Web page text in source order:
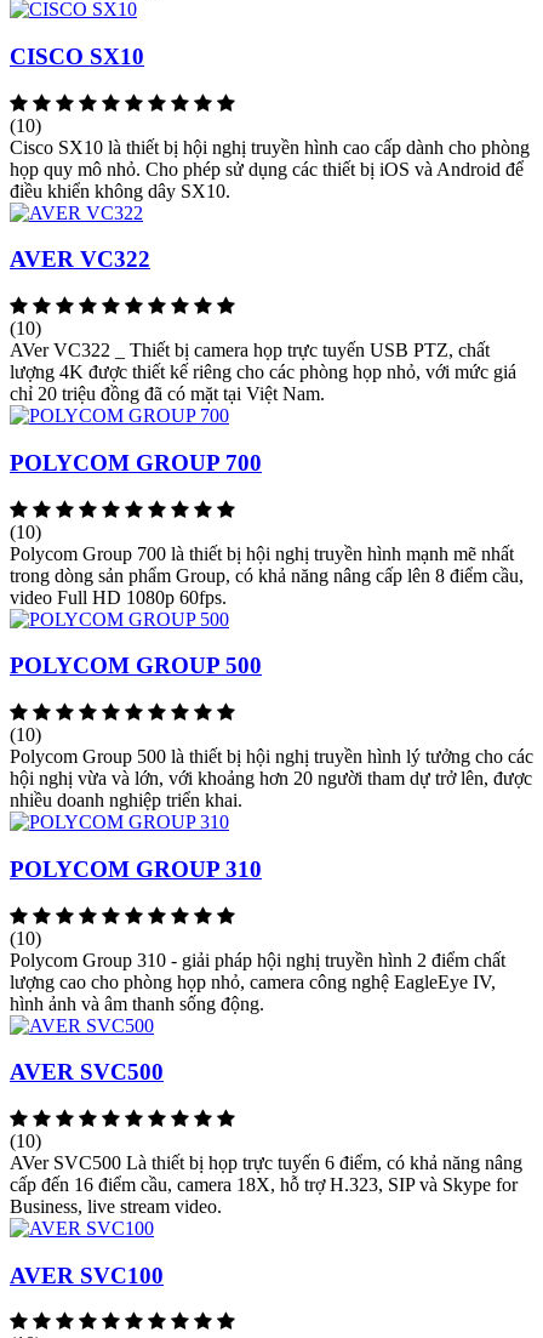
CISCO SX10
(10)
Cisco SX10 là thiết bị hội nghị truyền hình cao cấp dành cho phòng
họp quy mô nhỏ. Cho phép sử dụng các thiết bị iOS và Android để
điều khiển không dây SX10.
AVER VC322
(10)
AVer VC322 _ Thiết bị camera họp trực tuyến USB PTZ, chất
lượng 4K được thiết kế riêng cho các phòng họp nhỏ, với mức giá
chỉ 20 triệu đồng đã có mặt tại Việt Nam.
POLYCOM GROUP 700
(10)
Polycom Group 700 là thiết bị hội nghị truyền hình mạnh mẽ nhất
trong dòng sản phẩm Group, có khả năng nâng cấp lên 8 điểm cầu,
video Full HD 1080p 60fps.
POLYCOM GROUP 500
(10)
Polycom Group 500 là thiết bị hội nghị truyền hình lý tưởng cho các
hội nghị vừa và lớn, với khoảng hơn 20 người tham dự trở lên, được
nhiều doanh nghiệp triển khai.
POLYCOM GROUP 310
(10)
Polycom Group 310 - giải pháp hội nghị truyền hình 2 điểm chất
lượng cao cho phòng họp nhỏ, camera công nghệ EagleEye IV,
hình ảnh và âm thanh sống động.
AVER SVC500
(10)
AVer SVC500 Là thiết bị họp trực tuyến 6 điểm, có khả năng nâng
cấp đến 16 điểm cầu, camera 18X, hỗ trợ H.323, SIP và Skype for
Business, live stream video.
AVER SVC100